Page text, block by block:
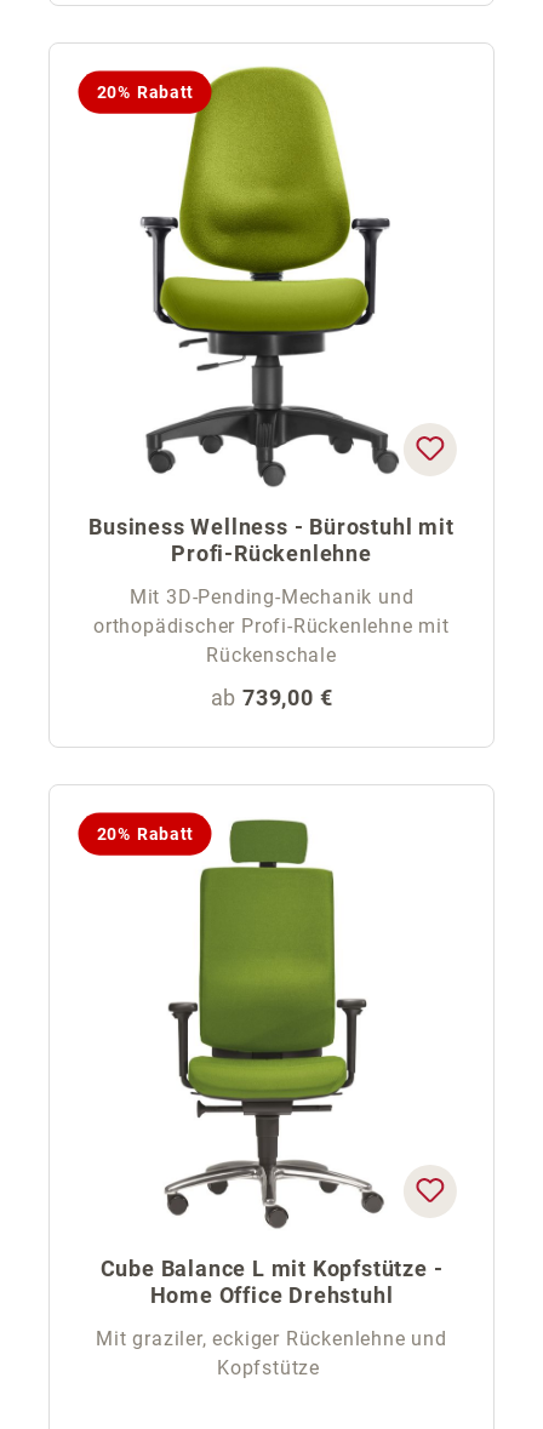
20% Rabatt
Business Wellness - Bürostuhl mit
Profi-Rückenlehne
Mit 3D-Pending-Mechanik und
orthopädischer Profi-Rückenlehne mit
Rückenschale
Regulärer Preis:
ab 739,00 €
20% Rabatt
Cube Balance L mit Kopfstütze -
Home Office Drehstuhl
Mit graziler, eckiger Rückenlehne und
Kopfstütze